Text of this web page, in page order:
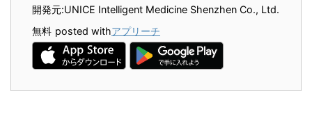
開発元:UNICE Intelligent Medicine Shenzhen Co., Ltd.
無料 posted withアプリーチ